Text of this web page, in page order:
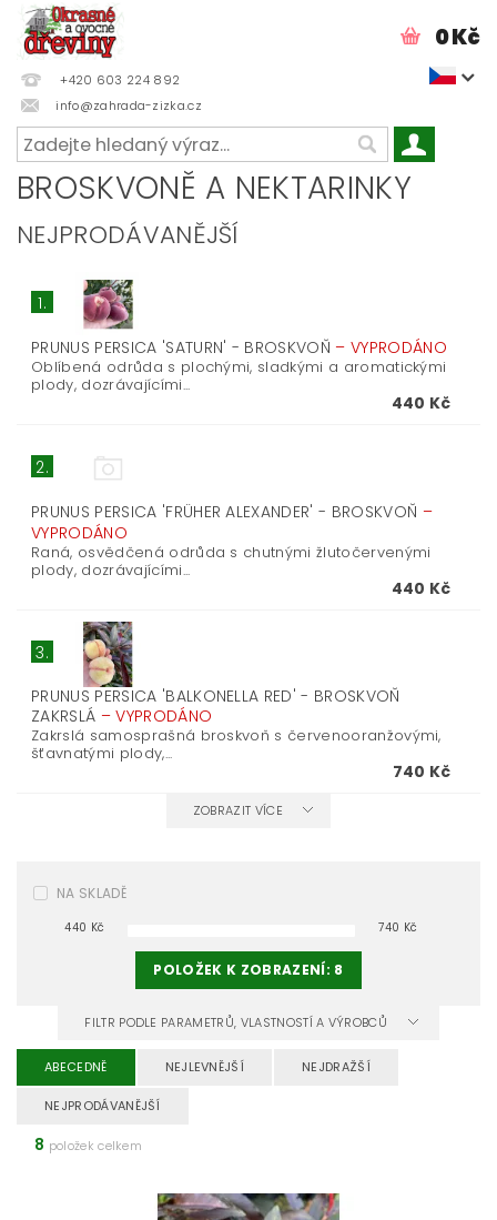
+420 603 224 892
info@zahrada-zizka.cz
0 Kč
BROSKVONĚ A NEKTARINKY
NEJPRODÁVANĚJŠÍ
1.
PRUNUS PERSICA 'SATURN' - BROSKVOŇ – VYPRODÁNO
Oblíbená odrůda s plochými, sladkými a aromatickými
plody, dozrávajícími...
440 Kč
2.
PRUNUS PERSICA 'FRÜHER ALEXANDER' - BROSKVOŇ –
VYPRODÁNO
Raná, osvědčená odrůda s chutnými žlutočervenými
plody, dozrávajícími...
440 Kč
3.
PRUNUS PERSICA 'BALKONELLA RED' - BROSKVOŇ
ZAKRSLÁ –VYPRODÁNO
Zakrslá samosprašná broskvoň s červenooranžovými,
šťavnatými plody,...
740 Kč
ZOBRAZIT VÍCE
NA SKLADĚ
440 Kč 740 Kč
POLOŽEK K ZOBRAZENÍ: 8
FILTR PODLE PARAMETRŮ, VLASTNOSTÍ A VÝROBCŮ
ABECEDNĚ NEJLEVNĚJŠÍ NEJDRAŽŠÍ
NEJPRODÁVANĚJŠÍ
8 položek celkem